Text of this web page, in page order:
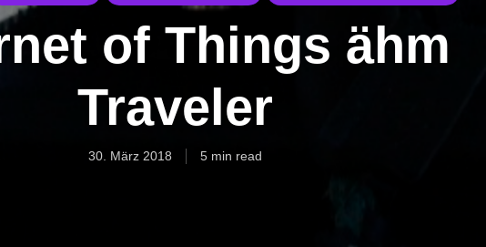
of Things ähm
Traveler
30. März 2018 5 min read